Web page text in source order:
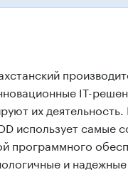
IT-
их
использует самые
программного
и